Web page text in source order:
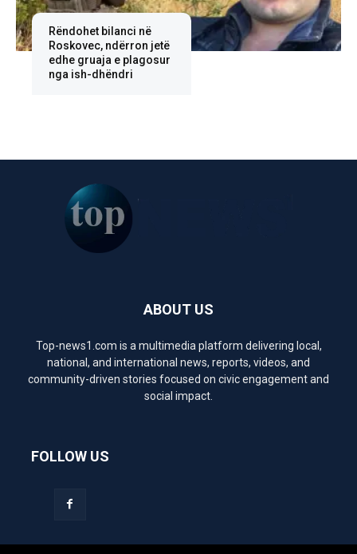
Rëndohet bilanci në
Roskovec, ndërron jetë
edhe gruaja e plagosur
nga ish-dhëndri
ABOUT US
Top-news1.com is a multimedia platform delivering local,
national, and international news, reports, videos, and
community-driven stories focused on civic engagement and
social impact.
FOLLOW US